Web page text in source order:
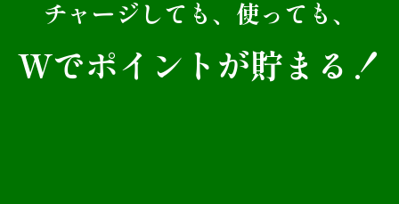
チャージしても、使っても、
Wでポイントが貯まる！